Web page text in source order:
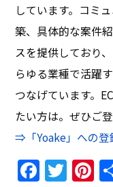
しています。コミ
築、具体的な案件
スを提供しており
らゆる業種で活躍
つなげています。
たい方は。ぜひご
⇒「Yoake」への登